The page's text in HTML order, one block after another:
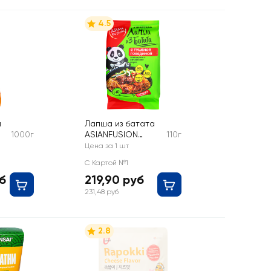
1000г
4.5
Лапша из батата
ASIANFUSION
Азиатская, с
говядиной и
овощами
110г
Цена за 1 шт
С Картой №1
219,90 руб
231,48 руб
2.8